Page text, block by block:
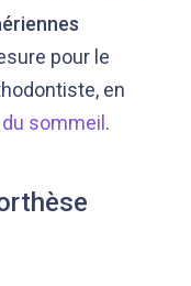
pour le
en
sommeil .